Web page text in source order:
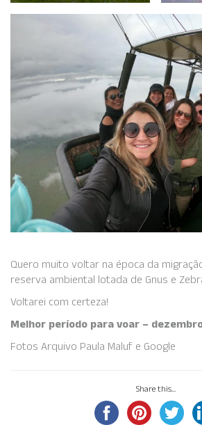
Quero muito voltar na época da
reserva ambiental lotada de Gnus e
Voltarei com certeza!
Melhor período para voar –
Fotos Arquivo Paula Maluf e Google
Share this...